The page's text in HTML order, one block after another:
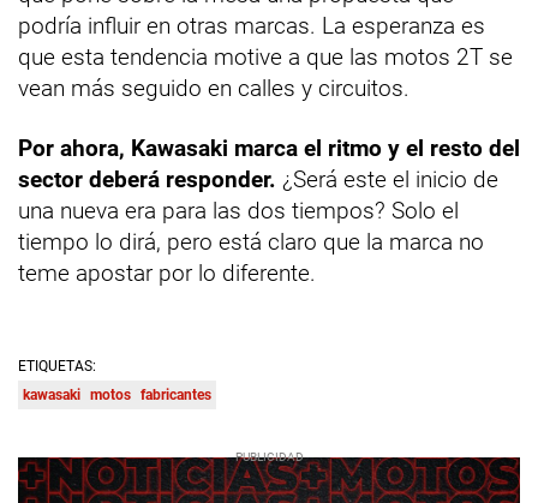
podría influir en otras marcas. La esperanza es
que esta tendencia motive a que las motos 2T se
vean más seguido en calles y circuitos.
Por ahora, Kawasaki marca el ritmo y el resto del
sector deberá responder. ¿Será este el inicio de
una nueva era para las dos tiempos? Solo el
tiempo lo dirá, pero está claro que la marca no
teme apostar por lo diferente.
ETIQUETAS:
kawasaki motos fabricantes